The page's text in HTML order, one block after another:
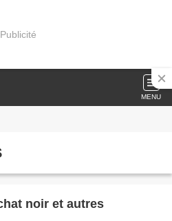
Publicité
MENU
noir et autres